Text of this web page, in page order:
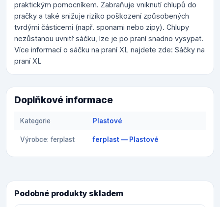
praktickým pomocníkem. Zabraňuje vniknutí chlupů do
pračky a také snižuje riziko poškození způsobených
tvrdými částicemi (např. sponami nebo zipy). Chlupy
nezůstanou uvnitř sáčku, lze je po praní snadno vysypat.
Více informací o sáčku na praní XL najdete zde: Sáčky na
praní XL
Doplňkové informace
Kategorie Plastové
Výrobce: ferplast ferplast — Plastové
Podobné produkty skladem